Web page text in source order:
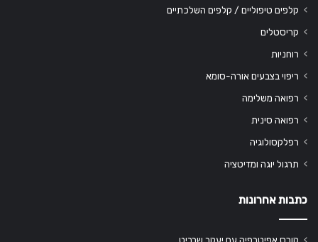
קלפים טיפוליים / קלפים השלכתיים
קריסטלים
רוחניות
ריפוי בצבעים אורה-סומא
רפואה משלימה
רפואה סינית
רפלקסולוגיה
תרגול יוגה ומדיטציה
כתבות אחרונות